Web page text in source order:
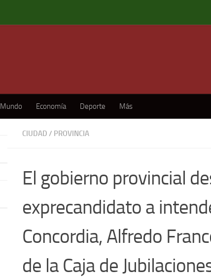
Mundo Economía Deporte Más
CIUDAD / PROVINCIA
El gobierno provincial
exprecandidato a
Concordia, Alfredo
de la Caja de